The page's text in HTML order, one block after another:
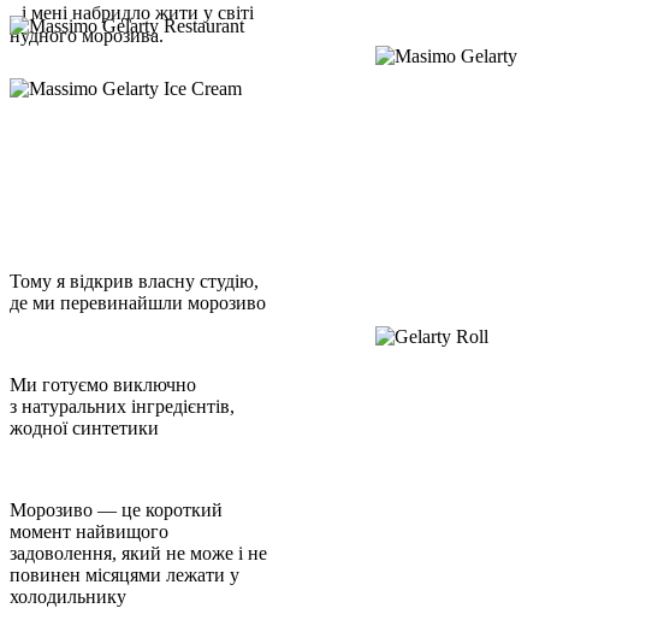
і мені набридло жити у світі
нудного морозива.
Тому я відкрив власну студію,
де ми перевинайшли морозиво
Ми готуємо виключно
з натуральних інгредієнтів,
жодної синтетики
Морозиво — це короткий
момент найвищого
задоволення, який не може і не
повинен місяцями лежати у
холодильнику